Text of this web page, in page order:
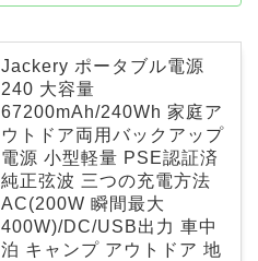
Jackery ポータブル電源
240 大容量
67200mAh/240Wh 家庭ア
ウトドア両用バックアップ
電源 小型軽量 PSE認証済
純正弦波 三つの充電方法
AC(200W 瞬間最大
400W)/DC/USB出力 車中
泊 キャンプ アウトドア 地